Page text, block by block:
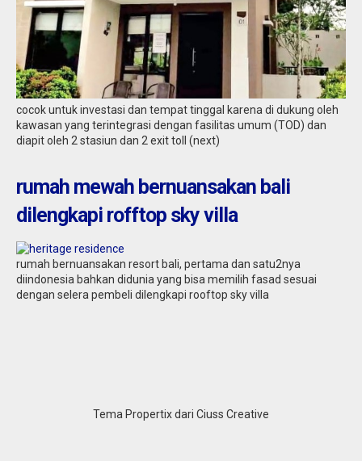
cocok untuk investasi dan tempat tinggal karena di dukung oleh
kawasan yang terintegrasi dengan fasilitas umum (TOD) dan
diapit oleh 2 stasiun dan 2 exit toll (next)
rumah mewah bernuansakan bali
dilengkapi rofftop sky villa
rumah bernuansakan resort bali, pertama dan satu2nya
diindonesia bahkan didunia yang bisa memilih fasad sesuai
dengan selera pembeli dilengkapi rooftop sky villa
Tema Propertix dari Ciuss Creative